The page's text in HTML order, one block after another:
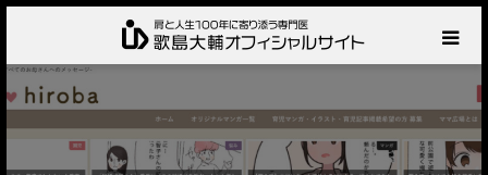
HOME
プロフィール